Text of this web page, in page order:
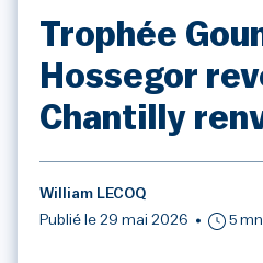
Trophée
Hossegor
Chantilly
William LECOQ
Publié le 29 mai 2026
5 mn